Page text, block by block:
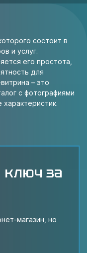
состоит в
и услуг.
его простота,
для
– это
с фотографиями
ключ за
магазин, но